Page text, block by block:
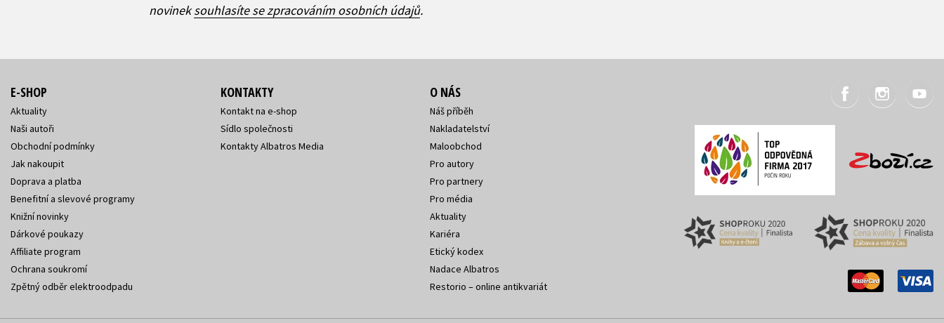
novineksouhlasíte se zpracováním osobních údajů.
E-SHOP
Aktuality
Naši autoři
Obchodní podmínky
Jak nakoupit
Doprava a platba
Benefitní a slevové programy
Knižní novinky
Dárkové poukazy
Affiliate program
Ochrana soukromí
Zpětný odběr elektroodpadu
KONTAKTY
Kontakt na e-shop
Sídlo společnosti
Kontakty Albatros Media
O NÁS
Náš příběh
Nakladatelství
Maloobchod
Pro autory
Pro partnery
Pro média
Aktuality
Kariéra
Etický kodex
Nadace Albatros
Restorio – online antikvariát